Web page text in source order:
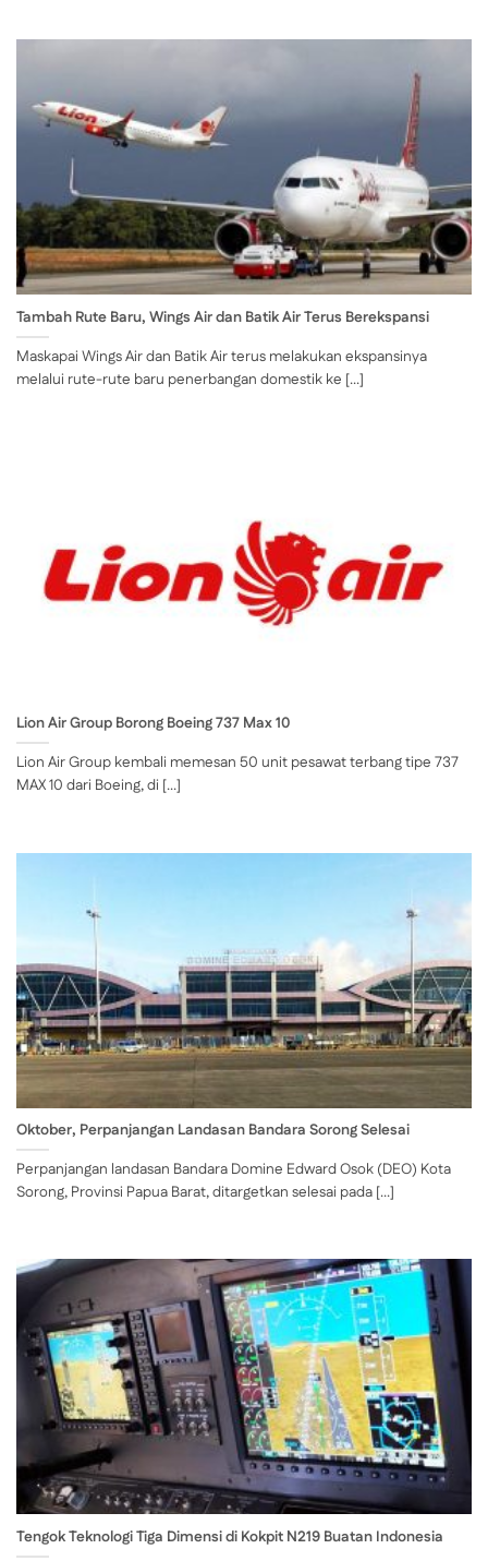
Tambah Rute Baru, Wings Air dan Batik Air Terus Berekspansi
Maskapai Wings Air dan Batik Air terus melakukan ekspansinya
melalui rute-rute baru penerbangan domestik ke [...]
Lion Air Group Borong Boeing 737 Max 10
Lion Air Group kembali memesan 50 unit pesawat terbang tipe 737
MAX 10 dari Boeing, di [...]
Oktober, Perpanjangan Landasan Bandara Sorong Selesai
Perpanjangan landasan Bandara Domine Edward Osok (DEO) Kota
Sorong, Provinsi Papua Barat, ditargetkan selesai pada [...]
Tengok Teknologi Tiga Dimensi di Kokpit N219 Buatan Indonesia